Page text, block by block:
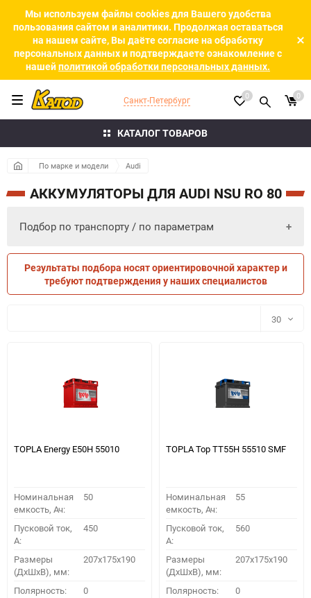
Мы используем файлы cookies для Вашего удобства
пользования сайтом и аналитики. Продолжая оставаться
на нашем сайте, Вы даёте согласие на обработку
персональных данных и подтверждаете ознакомление с
нашейполитикой обработки персональных данных.
КАТАЛОГ ТОВАРОВ
Санкт-Петербург 0 0
По марке и модели Audi
АККУМУЛЯТОРЫ ДЛЯ AUDI NSU RO 80
Подбор по транспорту / по параметрам
ПО ТРАНСПОРТУ ПО ПАРАМЕТРАМ
ПОДОБРАТЬ
Результаты подбора носят ориентировочной характер и
требуют подтверждения у наших специалистов
30
TOPLA Energy E50H 55010
Номинальная
емкость, Ач:
50
Пусковой ток,
A:
450
Размеры
(ДхШхВ), мм:
207x175x190
Полярность: 0
TOPLA Top TT55H 55510 SMF
Номинальная
емкость, Ач:
55
Пусковой ток,
A:
560
Размеры
(ДхШхВ), мм:
207x175x190
Полярность: 0